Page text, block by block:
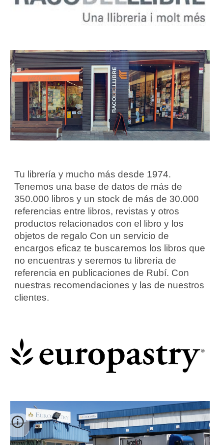
Tu librería y mucho más desde 1974.
Tenemos una base de datos de más de
350.000 libros y un stock de más de 30.000
referencias entre libros, revistas y otros
productos relacionados con el libro y los
objetos de regalo Con un servicio de
encargos eficaz te buscaremos los libros que
no encuentras y seremos tu librería de
referencia en publicaciones de Rubí. Con
nuestras recomendaciones y las de nuestros
clientes.